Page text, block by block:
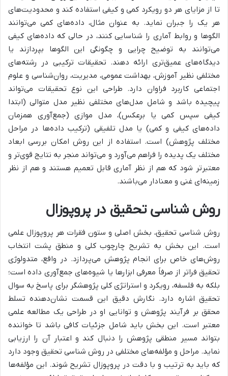
تا از مزایای هر دو رویکرد کمی و کیفی استفاده کند و محدودیت‌های
هر یک را جبران نماید. به عنوان مثال، داده‌های کمی می‌توانند
الگوها و روابط آماری را شناسایی کنند، در حالی که داده‌های کیفی
می‌توانند به توضیح چرایی و چگونگی این الگوها بپردازند یا
دیدگاه‌های عمیق‌تری ارائه دهند. تحقیقات ترکیبی در رشته‌های
مختلفی نظیر آموزش، بهداشت عمومی، مدیریت، روان‌شناسی و علوم
اجتماعی کاربرد فراوان دارد. طراحی این نوع تحقیقات می‌تواند
پیچیده باشد و شامل مدل‌های مختلفی نظیر مدل متوالی (ابتدا
کیفی سپس کمی یا برعکس)، مدل موازی (جمع‌آوری همزمان
داده‌های کیفی و کمی) یا مدل تلفیقی (ترکیب داده‌ها در مراحل
مختلف پژوهش) است. استفاده از این روش امکان بررسی ابعاد
مختلف یک پدیده را فراهم می‌آورد و می‌تواند منجر به نتایج قوی‌تر و
معتبرتر شود که هم از نظر آماری قابل تعمیم هستند و هم از نظر
زمینه‌ای غنی و معنادار می‌باشند.
روش شناسی تحقیق در پروپوزال
روش شناسی تحقیق، بخش اصلی و ستون فقرات هر پروپوزال علمی
است. این بخش به تشریح چارچوب کلی و منطق پشت انتخاب
روش‌های خاص برای انجام پژوهش می‌پردازد. در واقع، متدولوژی
تحقیق فراتر از صرفاً معرفی ابزارها یا شیوه‌های جمع‌آوری داده است؛
بلکه به فلسفه، رویکرد و استراتژی کلی پژوهشگر برای پاسخ به سوال
تحقیق اشاره دارد. نگارش دقیق این قسمت نشان‌دهنده تسلط
محقق بر فرآیند پژوهش و توانایی او در طراحی یک مطالعه علمی
معتبر است. این بخش باید شامل جزئیات کافی باشد تا خواننده
بتواند مسیر منطقی پژوهش را دنبال کند و اعتبار آن را ارزیابی
نماید. مراحل و مؤلفه‌های مختلفی در روش شناسی تحقیق وجود دارد
که باید به ترتیب و با دقت در پروپوزال تشریح شوند. این مؤلفه‌ها